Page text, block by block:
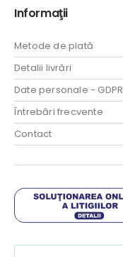
Informaţii
Metode de plată
Detalii livrări
Date personale - GDPR
Întrebări frecvente
Contact